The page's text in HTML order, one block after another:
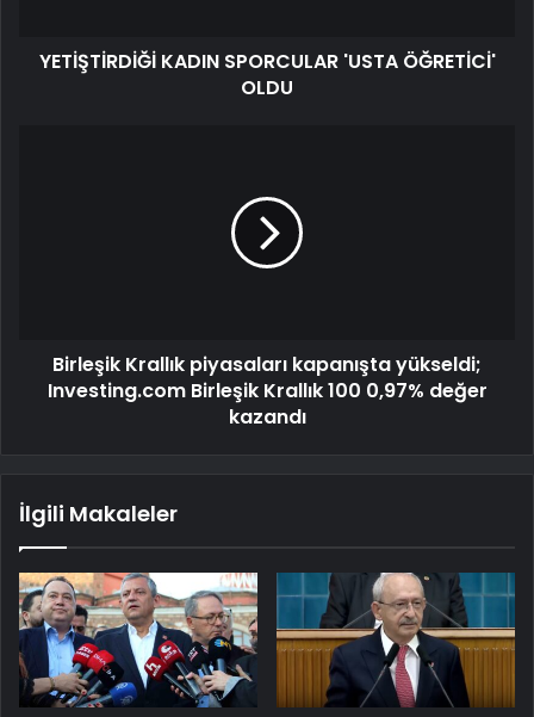
YETİŞTİRDİĞİ KADIN SPORCULAR 'USTA ÖĞRETİCİ'
OLDU
Birleşik Krallık piyasaları kapanışta yükseldi;
Investing.com Birleşik Krallık 100 0,97% değer
kazandı
İlgili Makaleler